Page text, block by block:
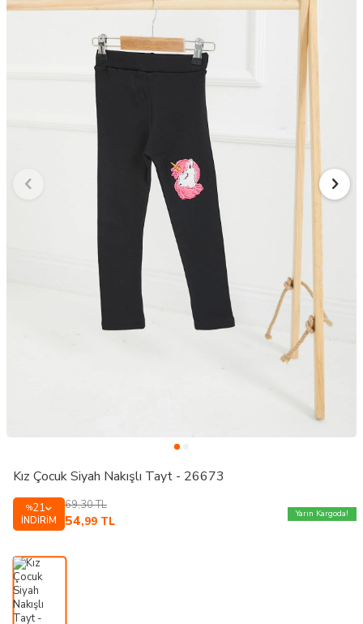
Kız Çocuk Siyah Nakışlı Tayt - 26673
%21
İNDIRIM
69,30TL
54,99 TL
Yarın Kargoda!